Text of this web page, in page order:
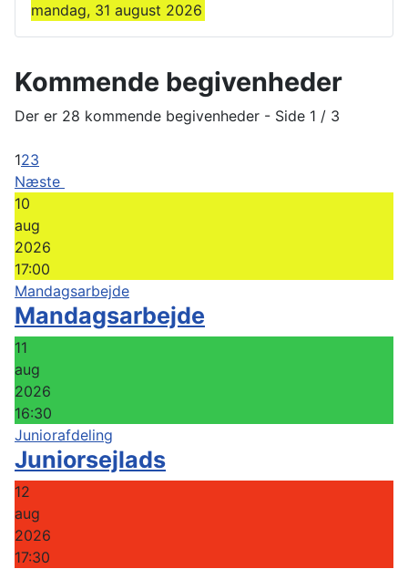
mandag, 31 august 2026
Kommende begivenheder
Der er 28 kommende begivenheder - Side 1 / 3
123
Næste
10
aug
2026
17:00
Mandagsarbejde
Mandagsarbejde
11
aug
2026
16:30
Juniorafdeling
Juniorsejlads
12
aug
2026
17:30